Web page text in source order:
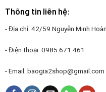
Thông tin liên hệ:
- Địa chỉ: 42/59 Nguyễn Minh
- Điện thoại: 0985.671.461
- Email: baogia2shop@gmail.com